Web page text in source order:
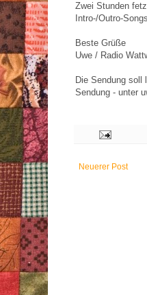
Zwei Stunden
Intro-/Outro-
Beste Grüße
Uwe / Radio
Die Sendung soll
Sendung - unter
Neuerer Post